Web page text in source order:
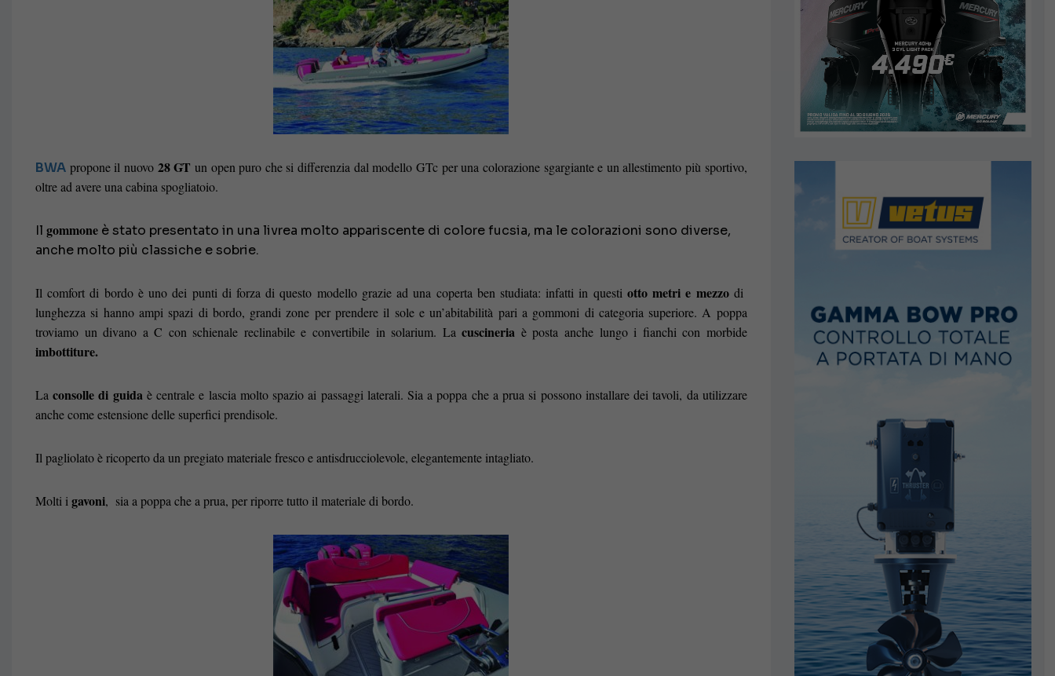
BWA propone il nuovo 28 GT un open puro che si differenzia dal modello GTc per una colorazione sgargiante e un allestimento più sportivo,
oltre ad avere una cabina spogliatoio.
Il gommone è stato presentato in una livrea molto appariscente di colore fucsia, ma le colorazioni sono diverse,
anche molto più classiche e sobrie.
Il comfort di bordo è uno dei punti di forza di questo modello grazie ad una coperta ben studiata: infatti in questi otto metri e mezzo di
lunghezza si hanno ampi spazi di bordo, grandi zone per prendere il sole e un’abitabilità pari a gommoni di categoria superiore. A poppa
troviamo un divano a C con schienale reclinabile e convertibile in solarium. Lacuscineria è posta anche lungo i fianchi con morbide
imbottiture.
Laconsolle di guidaè centrale e lascia molto spazio ai passaggi laterali. Sia a poppa che a prua si possono installare dei tavoli, da utilizzare
anche come estensione delle superfici prendisole.
Il pagliolato è ricoperto da un pregiato materiale fresco e antisdrucciolevole, elegantemente intagliato.
Molti igavoni, sia a poppa che a prua, per riporre tutto il materiale di bordo.